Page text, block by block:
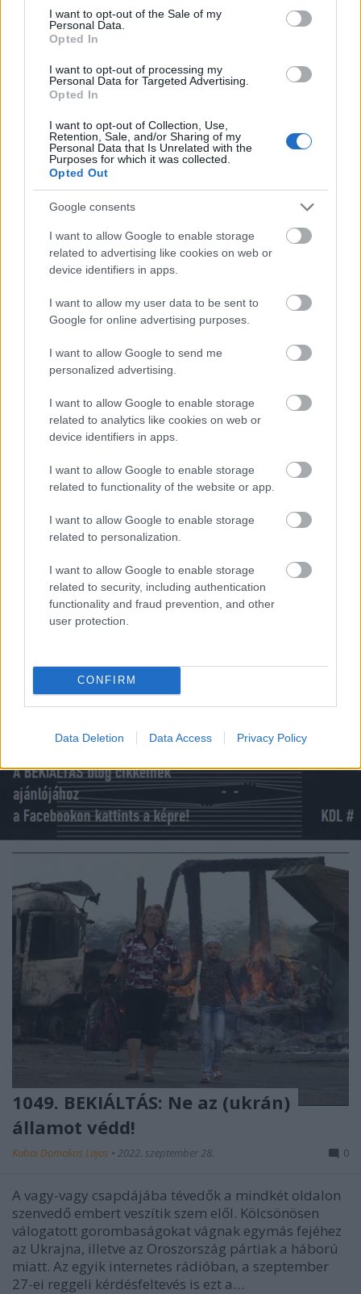
consent section.
I want to opt-out of the Sale of my
Personal Data.
Opted In
I want to opt-out of processing my
Personal Data for Targeted Advertising.
Opted In
I want to opt-out of Collection, Use,
Retention, Sale, and/or Sharing of my
Personal Data that Is Unrelated with the
Purposes for which it was collected.
Opted Out
Google consents
I want to allow Google to enable storage
related to advertising like cookies on web or
device identifiers in apps.
I want to allow my user data to be sent to
Google for online advertising purposes.
I want to allow Google to send me
personalized advertising.
I want to allow Google to enable storage
related to analytics like cookies on web or
device identifiers in apps.
I want to allow Google to enable storage
related to functionality of the website or app.
I want to allow Google to enable storage
related to personalization.
I want to allow Google to enable storage
related to security, including authentication
functionality and fraud prevention, and other
user protection.
CONFIRM
Data Deletion Data Access Privacy Policy
1112. BEKIÁLTÁS: Agymosás amerikai
plakáttal
Kabai Domokos Lajos•2023. április 16.
A jelmondat ’56 felkelőitől való elorozása az ukrán
banderista-fasiszták törekvéseit szolgálja. Az
amerikai megbízásból Magyarországon kihelyezett
Mindenekelőtt azt a látszatot keltik, mintha
1094.BEKIÁLTÁS: Hitler hegyivadászai
Kabai Domokos Lajos 2023. február 15.
A fasizálódás újabb jelképeként fogják fel sokan a
én, a 80/2023. számú rendeletében kitüntető címet
adományozott az Ukrán Fegyveres Erők szárazföldi
10. önálló hegyi rohamdandárának.…
1049. BEKIÁLTÁS: Ne az (ukrán)
államot védd!
Kabai Domokos Lajos • 2022. szeptember 28. 0
A vagy-vagy csapdájába tévedők a mindkét oldalon
szenvedő embert veszítik szem elől. Kölcsönösen
válogatott gorombaságokat vágnak egymás fejéhez
az Ukrajna, illetve az Oroszország pártiak a háború
miatt. Az egyik internetes rádióban, a szeptember
27-ei reggeli kérdésfeltevés is ezt a…